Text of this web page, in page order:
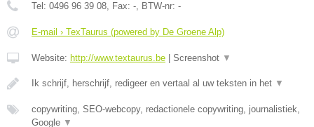
Tel: 0496 96 39 08, Fax: -, BTW-nr: -
E-mail › TexTaurus (powered by De Groene Alp)
Website: http://www.textaurus.be Screenshot ▼
Ik schrijf, herschrijf, redigeer en vertaal al uw teksten in het ▼
copywriting, SEO-webcopy, redactionele copywriting, journalistiek,
Google ▼